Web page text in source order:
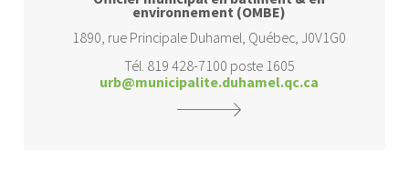
environnement (OMBE)
1890, rue Principale Duhamel, Québec, J0V1G0
Tél. 819 428-7100 poste 1605
urb@municipalite.duhamel.qc.ca